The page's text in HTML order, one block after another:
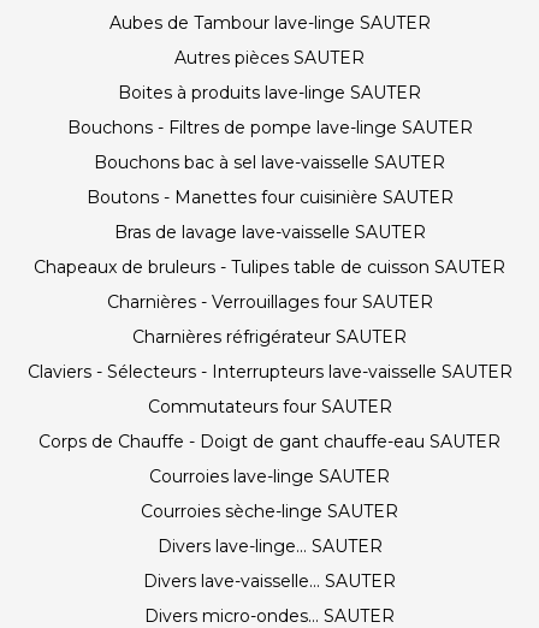
Aubes de Tambour lave-linge SAUTER
Autres pièces SAUTER
Boites à produits lave-linge SAUTER
Bouchons - Filtres de pompe lave-linge SAUTER
Bouchons bac à sel lave-vaisselle SAUTER
Boutons - Manettes four cuisinière SAUTER
Bras de lavage lave-vaisselle SAUTER
Chapeaux de bruleurs - Tulipes table de cuisson SAUTER
Charnières - Verrouillages four SAUTER
Charnières réfrigérateur SAUTER
Claviers - Sélecteurs - Interrupteurs lave-vaisselle SAUTER
Commutateurs four SAUTER
Corps de Chauffe - Doigt de gant chauffe-eau SAUTER
Courroies lave-linge SAUTER
Courroies sèche-linge SAUTER
Divers lave-linge... SAUTER
Divers lave-vaisselle... SAUTER
Divers micro-ondes... SAUTER